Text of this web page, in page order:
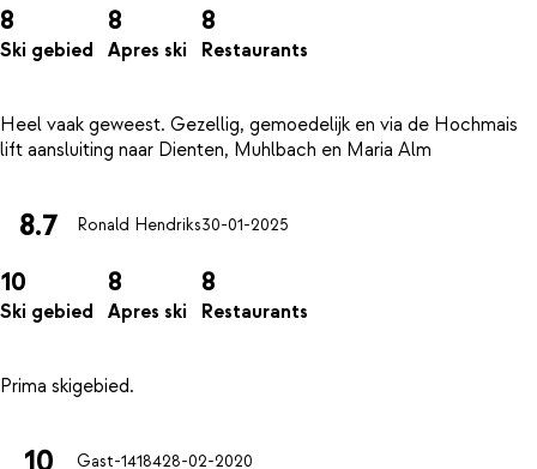
8
Ski gebied
8
Apres ski
8
Restaurants
Heel vaak geweest. Gezellig, gemoedelijk en via de Hochmais
8.7 Ronald Hendriks30-01-2025
10
Ski gebied
8
Apres ski
8
Restaurants
10 Gast-1418428-02-2020